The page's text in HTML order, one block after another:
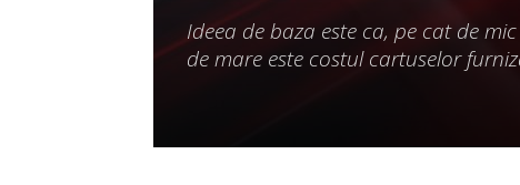
Ideea de baza este ca, pe cat de
de mare este costul cartuselor